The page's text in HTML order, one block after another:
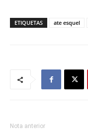
ETIQUETAS ate esquel
Nota anterior